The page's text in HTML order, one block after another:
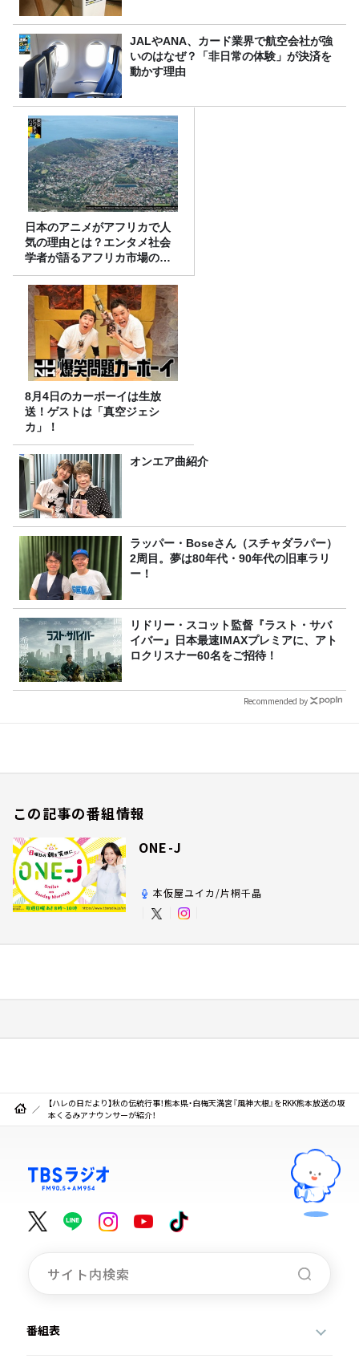
JALやANA、カード業界で航空会社が強
いのはなぜ？「非日常の体験」が決済を
動かす理由
日本のアニメがアフリカで人
気の理由とは？エンタメ社会
学者が語るアフリカ市場のリ
アル
8月4日のカーボーイは生放
送！ゲストは「真空ジェシ
カ」！
オンエア曲紹介
ラッパー・Boseさん（スチャダラパー）
2周目。夢は80年代・90年代の旧車ラリ
ー！
リドリー・スコット監督『ラスト・サバ
イバー』日本最速IMAXプレミアに、アト
ロクリスナー60名をご招待！
Recommended by
この記事の番組情報
ONE-J
本仮屋ユイカ/片桐千晶
【ハレの日だより】秋の伝統行事！熊本県・白梅天満宮『風神大根』をRKK熊本放送の坂
本くるみアナウンサーが紹介！
番組表